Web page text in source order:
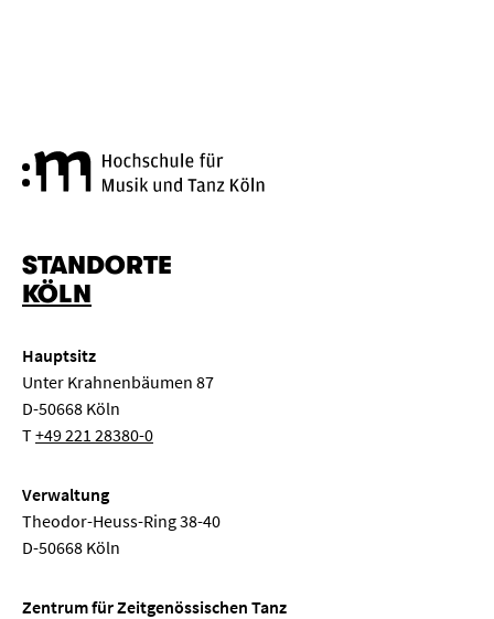
STANDORTE
KÖLN
Hauptsitz
Unter Krahnenbäumen 87
D-50668 Köln
T+49 221 28380-0
Verwaltung
Theodor-Heuss-Ring 38-40
D-50668 Köln
Zentrum für Zeitgenössischen Tanz